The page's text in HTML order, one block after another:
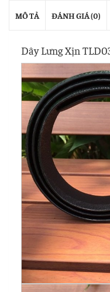
MÔ TẢ ĐÁNH GIÁ (0)
Dây Lưng Xịn